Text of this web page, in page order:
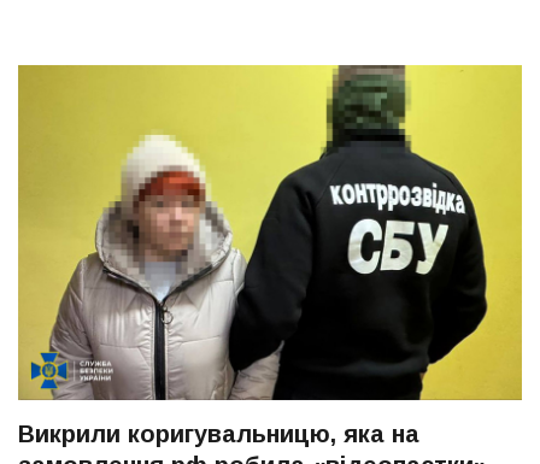
Викрили коригувальницю, яка на